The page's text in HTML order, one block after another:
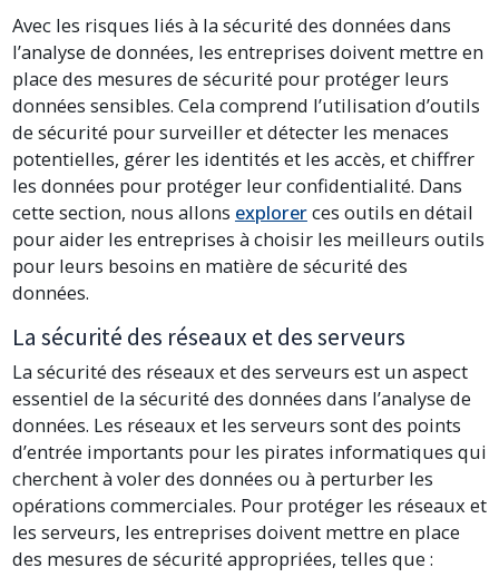
Avec les risques liés à la sécurité des données dans
l’analyse de données, les entreprises doivent mettre en
place des mesures de sécurité pour protéger leurs
données sensibles. Cela comprend l’utilisation d’outils
de sécurité pour surveiller et détecter les menaces
potentielles, gérer les identités et les accès, et chiffrer
les données pour protéger leur confidentialité. Dans
cette section, nous allons explorerces outils en détail
pour aider les entreprises à choisir les meilleurs outils
pour leurs besoins en matière de sécurité des
données.
La sécurité des réseaux et des serveurs
La sécurité des réseaux et des serveurs est un aspect
essentiel de la sécurité des données dans l’analyse de
données. Les réseaux et les serveurs sont des points
d’entrée importants pour les pirates informatiques qui
cherchent à voler des données ou à perturber les
opérations commerciales. Pour protéger les réseaux et
les serveurs, les entreprises doivent mettre en place
des mesures de sécurité appropriées, telles que :